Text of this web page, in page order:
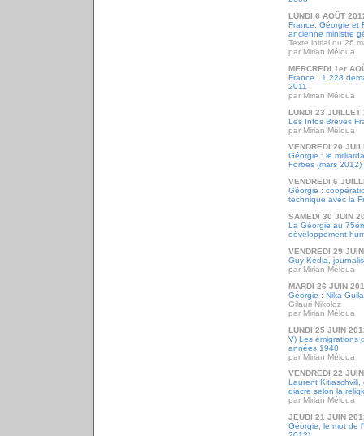
LUNDI 6 AOÛT
France, Géorgie et
ancienne ministre
Texte initial du 26
par Mirian Méloua
MERCREDI 1er
France : 1 228
2011
par Mirian Méloua
LUNDI 23 JUILLET
Les Infos Brèves
par Mirian Méloua
VENDREDI 20
Géorgie : le
Forbes (mars 2012)
VENDREDI 6
Géorgie :
technique avec la
SAMEDI 30 JUIN
La Géorgie au
développement
VENDREDI 29
Guy Kédia,
par Mirian Méloua
MARDI 26 JUIN
Géorgie : Nika
Gilauri Nikoloz
par Mirian Méloua
LUNDI 25 JUIN
V) Les émigrations
années 1940
par Mirian Méloua
VENDREDI 22
Laurent
diacre selon la
par Mirian Méloua
JEUDI 21 JUIN
Géorgie, le mot de